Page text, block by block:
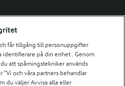
får tillgång till personuppgifter
identifierare på din enhet . Genom
att spårningstekniker används
och våra partners behandlar
du väljer Avvisa alla eller